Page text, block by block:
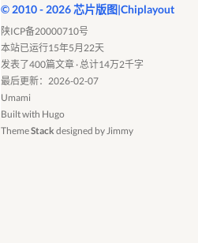
© 2010 - 2026 芯片版图|Chiplayout
陕ICP备20000710号
本站已运行15年5月22天
发表了400篇文章 · 总计14万2千字
最后更新：2026-02-07
Umami
Built with Hugo
ThemeStack designed by Jimmy